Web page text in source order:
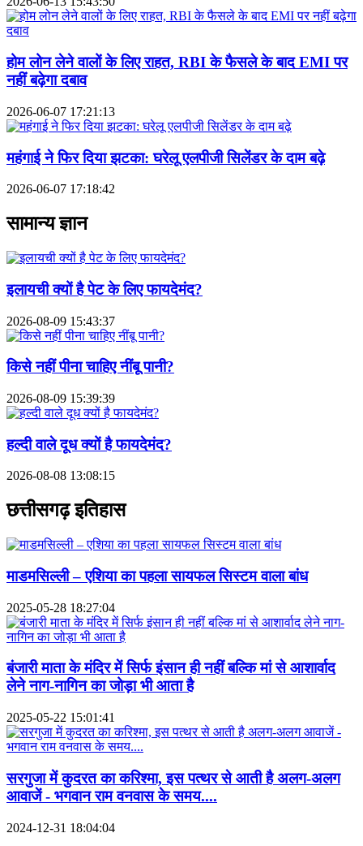
होम लोन लेने वालों के लिए राहत, RBI के फैसले के बाद EMI पर
नहीं बढ़ेगा दबाव
2026-06-07 17:21:13
महंगाई ने फिर दिया झटका: घरेलू एलपीजी सिलेंडर के दाम बढ़े
2026-06-07 17:18:42
सामान्य ज्ञान
इलायची क्यों है पेट के लिए फायदेमंद?
2026-08-09 15:43:37
किसे नहीं पीना चाहिए नींबू पानी?
2026-08-09 15:39:39
हल्दी वाले दूध क्यों है फायदेमंद?
2026-08-08 13:08:15
छत्तीसगढ़ इतिहास
माडमसिल्ली – एशिया का पहला सायफल सिस्टम वाला बांध
2025-05-28 18:27:04
बंजारी माता के मंदिर में सिर्फ इंसान ही नहीं बल्कि मां से आशार्वाद
लेने नाग-नागिन का जोड़ा भी आता है
2025-05-22 15:01:41
सरगुजा में कुदरत का करिश्मा, इस पत्थर से आती है अलग-अलग
आवाजें - भगवान राम वनवास के समय....
2024-12-31 18:04:04